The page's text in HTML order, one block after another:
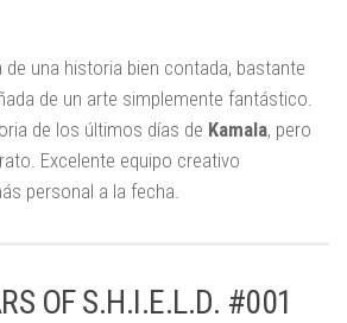
una historia bien contada, bastante
de un arte simplemente fantástico.
de los últimos días de Kamala, pero
Excelente equipo creativo
personal a la fecha.
OF S.H.I.E.L.D. #001